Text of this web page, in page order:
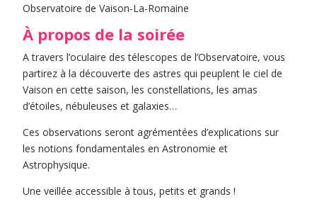
Observatoire de Vaison-La-Romaine
À propos de la soirée
A travers l’oculaire des télescopes de l’Observatoire, vous
partirez à la découverte des astres qui peuplent le ciel de
Vaison en cette saison, les constellations, les amas
d’étoiles, nébuleuses et galaxies…
Ces observations seront agrémentées d’explications sur
les notions fondamentales en Astronomie et
Astrophysique.
Une veillée accessible à tous, petits et grands !